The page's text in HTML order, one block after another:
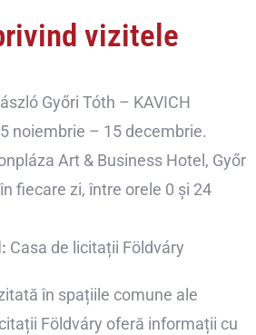
vizitele
Győri Tóth – KAVICH
noiembrie – 15 decembrie.
Art & Business Hotel, Győr
în fiecare zi, între orele 0 și 24
Casa de licitații Földváry
în spațiile comune ale
Földváry oferă informații cu